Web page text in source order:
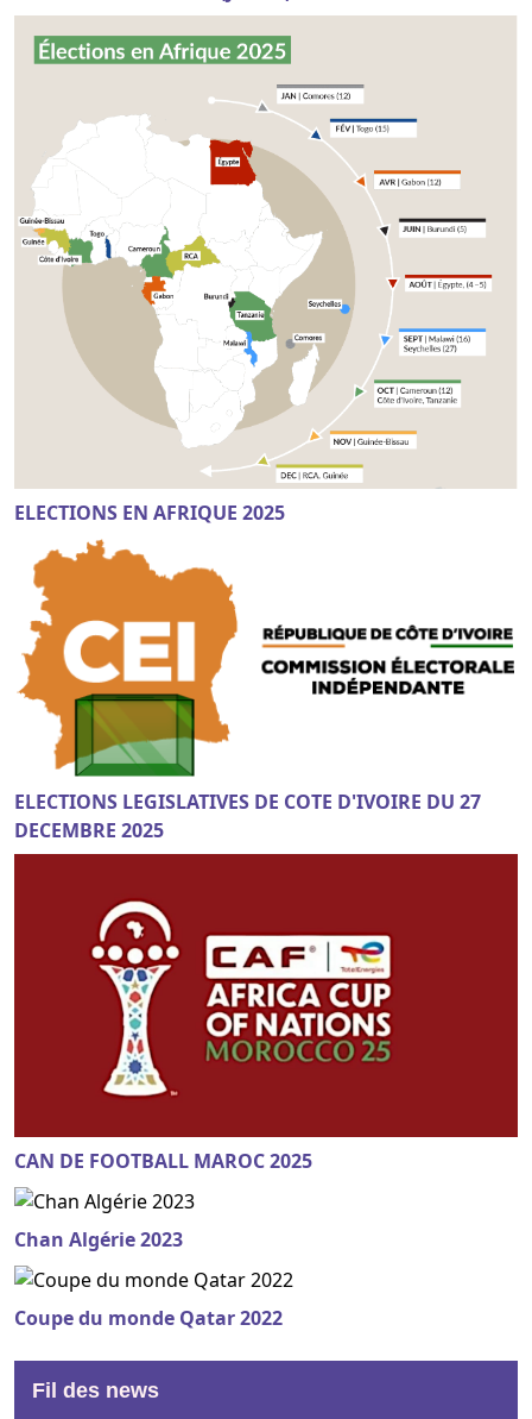
ELECTIONS EN AFRIQUE 2025
ELECTIONS LEGISLATIVES DE COTE D'IVOIRE DU 27
DECEMBRE 2025
CAN DE FOOTBALL MAROC 2025
Chan Algérie 2023
Coupe du monde Qatar 2022
Fil des news